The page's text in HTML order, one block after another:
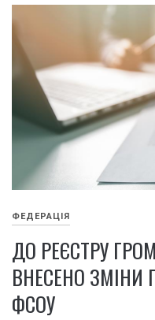
ФЕДЕРАЦІЯ
ДО РЕЄСТРУ
ВНЕСЕНО ЗМІНИ
ФСОУ